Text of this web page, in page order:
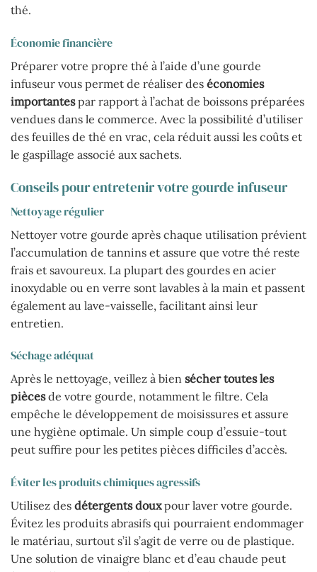
thé.
Économie financière
Préparer votre propre thé à l’aide d’une gourde
infuseur vous permet de réaliser des économies
importantespar rapport à l’achat de boissons préparées
vendues dans le commerce. Avec la possibilité d’utiliser
des feuilles de thé en vrac, cela réduit aussi les coûts et
le gaspillage associé aux sachets.
Conseils pour entretenir votre gourde infuseur
Nettoyage régulier
Nettoyer votre gourde après chaque utilisation prévient
l’accumulation de tannins et assure que votre thé reste
frais et savoureux. La plupart des gourdes en acier
inoxydable ou en verre sont lavables à la main et passent
également au lave-vaisselle, facilitant ainsi leur
entretien.
Séchage adéquat
Après le nettoyage, veillez à bien sécher toutes les
piècesde votre gourde, notamment le filtre. Cela
empêche le développement de moisissures et assure
une hygiène optimale. Un simple coup d’essuie-tout
peut suffire pour les petites pièces difficiles d’accès.
Éviter les produits chimiques agressifs
Utilisez des détergents douxpour laver votre gourde.
Évitez les produits abrasifs qui pourraient endommager
le matériau, surtout s’il s’agit de verre ou de plastique.
Une solution de vinaigre blanc et d’eau chaude peut